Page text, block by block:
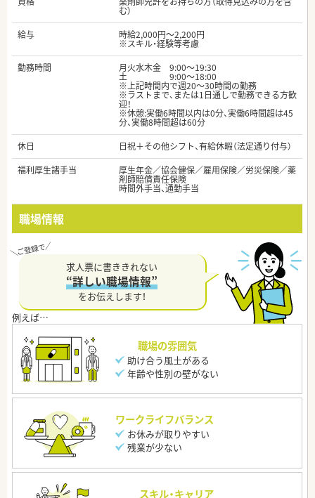
む）
給与
時給2,000円～2,200円
※スキル・経験等考慮
勤務時間
月火水木金 9:00〜19:30
土 9:00〜18:00
※上記時間内で週20～30時間の勤務
※ラストまで、または1日通しで勤務できる方歓
迎！
※休憩:実働6時間以内は0分、実働6時間超は45
分、実働8時間超は60分
休日
日祝＋その他シフト、有給休暇（法定通り付与）
福利厚生諸手当
厚生年金／協会健保／雇用保険／労災保険／薬
剤師賠償責任保険
時間外手当、通勤手当
職場情報
求人票に書ききれない
“詳しい職場情報”
をお伝えします！
職場の雰囲気
助け合う風土がある
年齢や性別の壁がない
ワークライフバランス
お休みが取りやすい
残業が少ない
スキル・キャリア